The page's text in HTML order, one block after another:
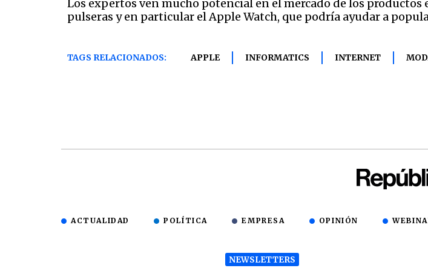
Los expertos ven mucho potencial en el mercado de los
pulseras y en particular el Apple Watch, que podría ayudar a
TAGS RELACIONADOS: APPLE INFORMATICS INTERNET
ACTUALIDAD POLÍTICA EMPRESA OPINIÓN
NEWSLETTERS